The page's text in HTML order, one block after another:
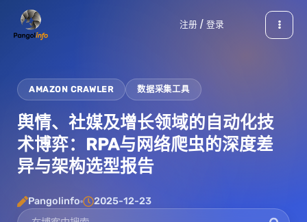
注册 / 登录
AMAZON CRAWLER 数据采集工具
舆情、社媒及增长领域的自动化技
术博弈：RPA与网络爬虫的深度差
异与架构选型报告
Pangolinfo 2025-12-23